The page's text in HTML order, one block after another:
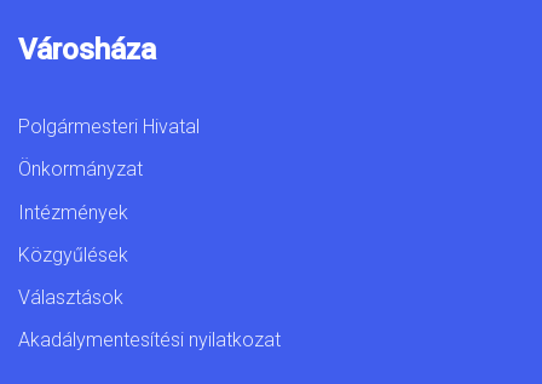
Városháza
Polgármesteri Hivatal
Önkormányzat
Intézmények
Közgyűlések
Választások
Akadálymentesítési nyilatkozat